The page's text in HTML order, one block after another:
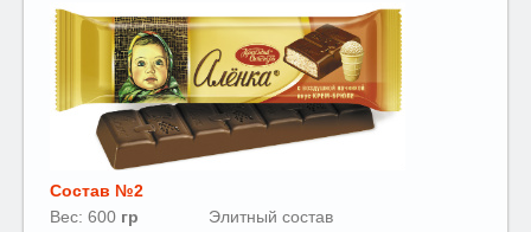
Состав №2
Вес: 600 гр
Элитный состав